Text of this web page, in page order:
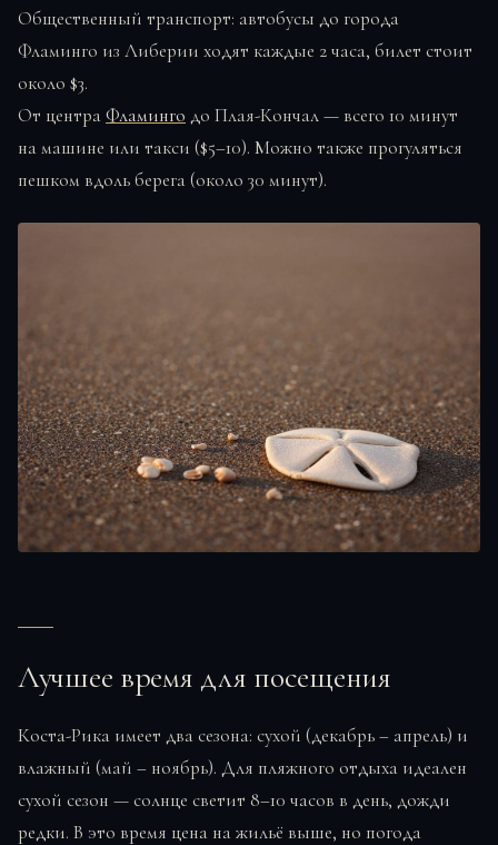
Общественный транспорт: автобусы до города
Фламинго из Либерии ходят каждые 2 часа, билет стоит
около $3.
От центра Фламинго до Плая-Кончал — всего 10 минут
на машине или такси ($5–10). Можно также прогуляться
пешком вдоль берега (около 30 минут).
Лучшее время для посещения
Коста-Рика имеет два сезона: сухой (декабрь – апрель) и
влажный (май – ноябрь). Для пляжного отдыха идеален
сухой сезон — солнце светит 8–10 часов в день, дожди
редки. В это время цена на жильё выше, но погода